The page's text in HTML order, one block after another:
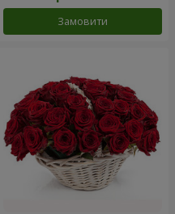
Замовити